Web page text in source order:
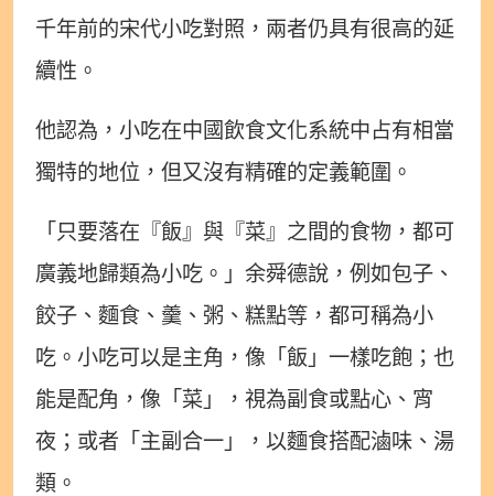
千年前的宋代小吃對照，兩者仍具有很高的延
續性。
他認為，小吃在中國飲食文化系統中占有相當
獨特的地位，但又沒有精確的定義範圍。
「只要落在『飯』與『菜』之間的食物，都可
廣義地歸類為小吃。」余舜德說，例如包子、
餃子、麵食、羹、粥、糕點等，都可稱為小
吃。小吃可以是主角，像「飯」一樣吃飽；也
能是配角，像「菜」，視為副食或點心、宵
夜；或者「主副合一」，以麵食搭配滷味、湯
類。